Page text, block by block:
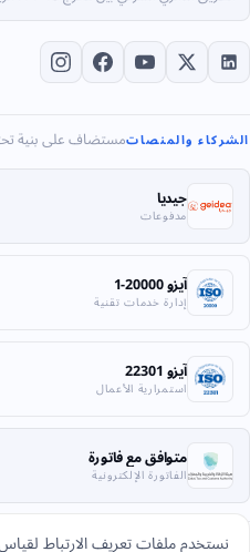
الشركاء والمنصاتمستضاف على بنية
جيديا
مدفوعات
آيزو 20000-1
إدارة خدمات تقنية
آيزو 22301
استمرارية الأعمال
متوافق مع فاتورة
الفاتورة الإلكترونية
نستخدم ملفات تعريف الارتباط لقياس